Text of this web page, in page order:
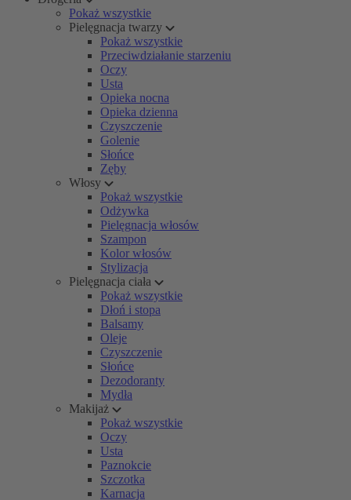
Pokaż wszystkie
Pielęgnacja twarzy
Pokaż wszystkie
Przeciwdziałanie starzeniu
Oczy
Usta
Opieka nocna
Opieka dzienna
Czyszczenie
Golenie
Słońce
Zęby
Włosy
Pokaż wszystkie
Odżywka
Pielęgnacja włosów
Szampon
Kolor włosów
Stylizacja
Pielęgnacja ciała
Pokaż wszystkie
Dłoń i stopa
Balsamy
Oleje
Czyszczenie
Słońce
Dezodoranty
Mydła
Makijaż
Pokaż wszystkie
Oczy
Usta
Paznokcie
Szczotka
Karnacja